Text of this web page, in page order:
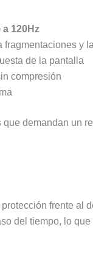
a 120Hz
fragmentaciones y
de la pantalla
compresión
demandan un
frente al
del tiempo, lo